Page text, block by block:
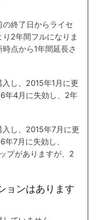
終了日からライセ
2年間フルになりま
点から1年間延長さ
入し、2015年1月に更
年4月に失効し、2年
入し、2015年7月に更
7月に失効し、
プがありますが、2
ョンはあります